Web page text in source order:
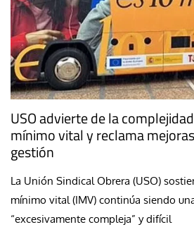
USO advierte de la
mínimo vital y reclama
gestión
La Unión Sindical Obrera (USO)
mínimo vital (IMV) continúa siendo
“excesivamente compleja” y difícil